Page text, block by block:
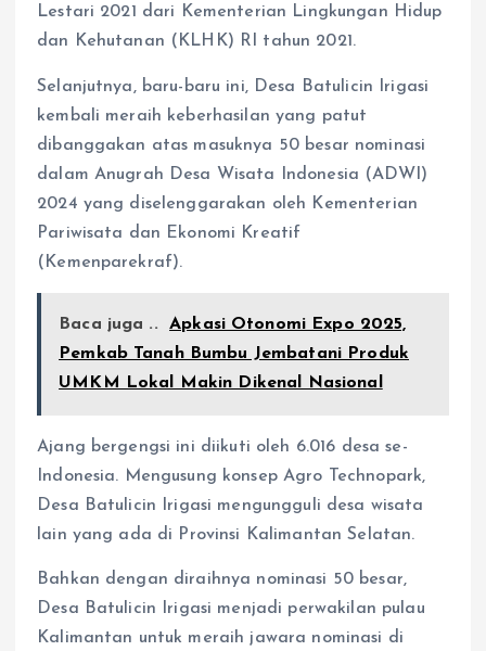
Lestari 2021 dari Kementerian Lingkungan Hidup
dan Kehutanan (KLHK) RI tahun 2021.
Selanjutnya, baru-baru ini, Desa Batulicin Irigasi
kembali meraih keberhasilan yang patut
dibanggakan atas masuknya 50 besar nominasi
dalam Anugrah Desa Wisata Indonesia (ADWI)
2024 yang diselenggarakan oleh Kementerian
Pariwisata dan Ekonomi Kreatif
(Kemenparekraf).
Baca juga ..
Apkasi Otonomi Expo 2025,
Pemkab Tanah Bumbu Jembatani Produk
UMKM Lokal Makin Dikenal Nasional
Ajang bergengsi ini diikuti oleh 6.016 desa se-
Indonesia. Mengusung konsep Agro Technopark,
Desa Batulicin Irigasi mengungguli desa wisata
lain yang ada di Provinsi Kalimantan Selatan.
Bahkan dengan diraihnya nominasi 50 besar,
Desa Batulicin Irigasi menjadi perwakilan pulau
Kalimantan untuk meraih jawara nominasi di